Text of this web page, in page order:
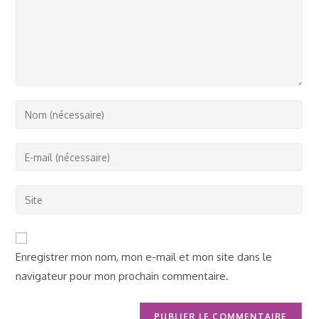
Enter
or
Enter
address
Saisir
votre
site
(facultatif)
Enregistrer mon nom, mon e-mail et mon site dans le
navigateur pour mon prochain commentaire.